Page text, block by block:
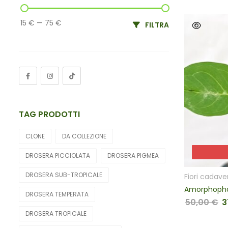
Fiori
50,00€ Il
15 € — 75 € FILTRA
TAG PRODOTTI
CLONE DA COLLEZIONE
DROSERA PICCIOLATA DROSERA PIGMEA
DROSERA SUB-TROPICALE
DROSERA TEMPERATA
DROSERA TROPICALE